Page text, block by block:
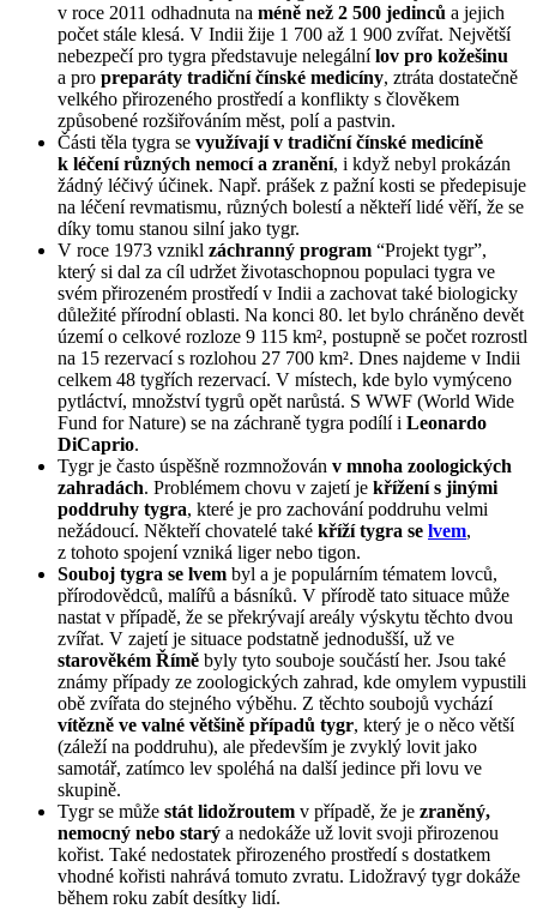
v roce 2011 odhadnuta na méně než 2 500 jedinců a jejich
počet stále klesá. V Indii žije 1 700 až 1 900 zvířat. Největší
nebezpečí pro tygra představuje nelegálnílov pro kožešinu
a pro preparáty tradiční čínské medicíny, ztráta dostatečně
velkého přirozeného prostředí a konflikty s člověkem
způsobené rozšiřováním měst, polí a pastvin.
Části těla tygra se využívají v tradiční čínské medicíně
k léčení různých nemocí a zranění, i když nebyl prokázán
žádný léčivý účinek. Např. prášek z pažní kosti se předepisuje
na léčení revmatismu, různých bolestí a někteří lidé věří, že se
díky tomu stanou silní jako tygr.
V roce 1973 vznikl záchranný program “Projekt tygr”,
který si dal za cíl udržet životaschopnou populaci tygra ve
svém přirozeném prostředí v Indii a zachovat také biologicky
důležité přírodní oblasti. Na konci 80. let bylo chráněno devět
území o celkové rozloze 9 115 km², postupně se počet rozrostl
na 15 rezervací s rozlohou 27 700 km². Dnes najdeme v Indii
celkem 48 tygřích rezervací. V místech, kde bylo vymýceno
pytláctví, množství tygrů opět narůstá. S WWF (World Wide
Fund for Nature) se na záchraně tygra podílí i Leonardo
DiCaprio.
Tygr je často úspěšně rozmnožován v mnoha zoologických
zahradách. Problémem chovu v zajetí je křížení s jinými
poddruhy tygra, které je pro zachování poddruhu velmi
nežádoucí. Někteří chovatelé také kříží tygra se lvem,
z tohoto spojení vzniká liger nebo tigon.
Souboj tygra se lvem byl a je populárním tématem lovců,
přírodovědců, malířů a básníků. V přírodě tato situace může
nastat v případě, že se překrývají areály výskytu těchto dvou
zvířat. V zajetí je situace podstatně jednodušší, už ve
starověkém Římě byly tyto souboje součástí her. Jsou také
známy případy ze zoologických zahrad, kde omylem vypustili
obě zvířata do stejného výběhu. Z těchto soubojů vychází
vítězně ve valné většině případů tygr, který je o něco větší
(záleží na poddruhu), ale především je zvyklý lovit jako
samotář, zatímco lev spoléhá na další jedince při lovu ve
skupině.
Tygr se může stát lidožroutem v případě, že je zraněný,
nemocný nebo starý a nedokáže už lovit svoji přirozenou
kořist. Také nedostatek přirozeného prostředí s dostatkem
vhodné kořisti nahrává tomuto zvratu. Lidožravý tygr dokáže
během roku zabít desítky lidí.